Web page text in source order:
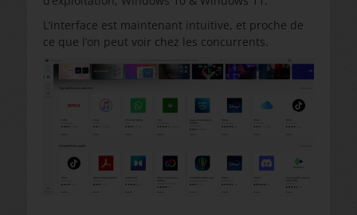
L’interface est maintenant intuitive, et proche de
ce que l’on peut voir chez les concurrents.